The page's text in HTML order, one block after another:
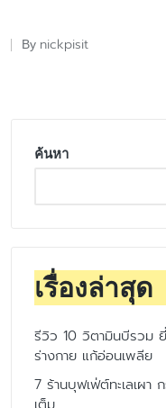
Posted
By nickpisit
ค้นหา
เรื่องล่าสุด
รีวิว 10 วิตามินบีรวม
ร่างกาย แก้อ่อนเพลีย
7 ร้านบุฟเฟ่ต์ทะเลเผ